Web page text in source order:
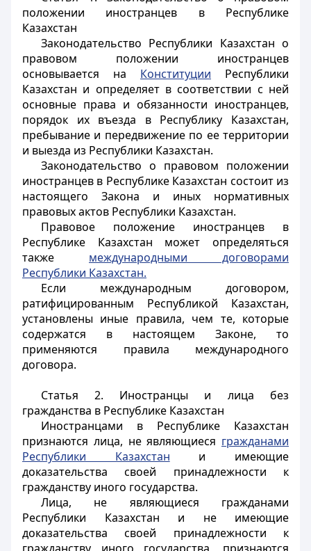
положении иностранцев в Республике
Казахстан
Законодательство Республики Казахстан о
правовом положении иностранцев
основывается на Конституции Республики
Казахстан и определяет в соответствии с ней
основные права и обязанности иностранцев,
порядок их въезда в Республику Казахстан,
пребывание и передвижение по ее территории
и выезда из Республики Казахстан.
Законодательство о правовом положении
иностранцев в Республике Казахстан состоит из
настоящего Закона и иных нормативных
правовых актов Республики Казахстан.
Правовое положение иностранцевв
Республике Казахстан может определяться
также международными договорами
Республики Казахстан.
Если международным договором,
ратифицированным Республикой Казахстан,
установлены иные правила, чем те, которые
содержатся в настоящем Законе, то
применяются правила международного
договора.
Статья 2. Иностранцы и лица без
гражданства в Республике Казахстан
Иностранцами в Республике Казахстан
признаются лица, не являющиеся гражданами
Республики Казахстан и имеющие
доказательства своей принадлежности к
гражданству иного государства.
Лица, не являющиеся гражданами
Республики Казахстан и не имеющие
доказательства своей принадлежности к